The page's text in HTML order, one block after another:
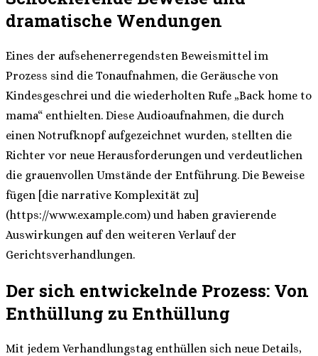
dramatische Wendungen
Eines der aufsehenerregendsten Beweismittel im
Prozess sind die Tonaufnahmen, die Geräusche von
Kindesgeschrei und die wiederholten Rufe „Back home to
mama“ enthielten. Diese Audioaufnahmen, die durch
einen Notrufknopf aufgezeichnet wurden, stellten die
Richter vor neue Herausforderungen und verdeutlichen
die grauenvollen Umstände der Entführung. Die Beweise
fügen [die narrative Komplexität zu]
(https://www.example.com) und haben gravierende
Auswirkungen auf den weiteren Verlauf der
Gerichtsverhandlungen.
Der sich entwickelnde Prozess: Von
Enthüllung zu Enthüllung
Mit jedem Verhandlungstag enthüllen sich neue Details,